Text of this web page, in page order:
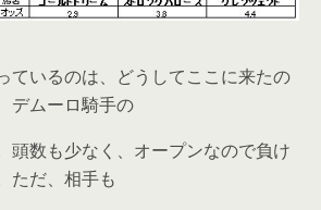
ているのは、どうしてここに来たの
デムーロ騎手の
頭数も少なく、オープンなので負け
ただ、相手も